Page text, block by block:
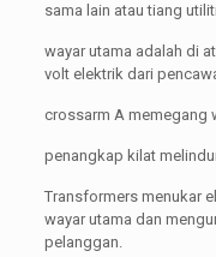
sama lain atau tiang
wayar utama adalah di
volt elektrik dari
crossarm A memegang
penangkap kilat
Transformers menukar
wayar utama dan
pelanggan.